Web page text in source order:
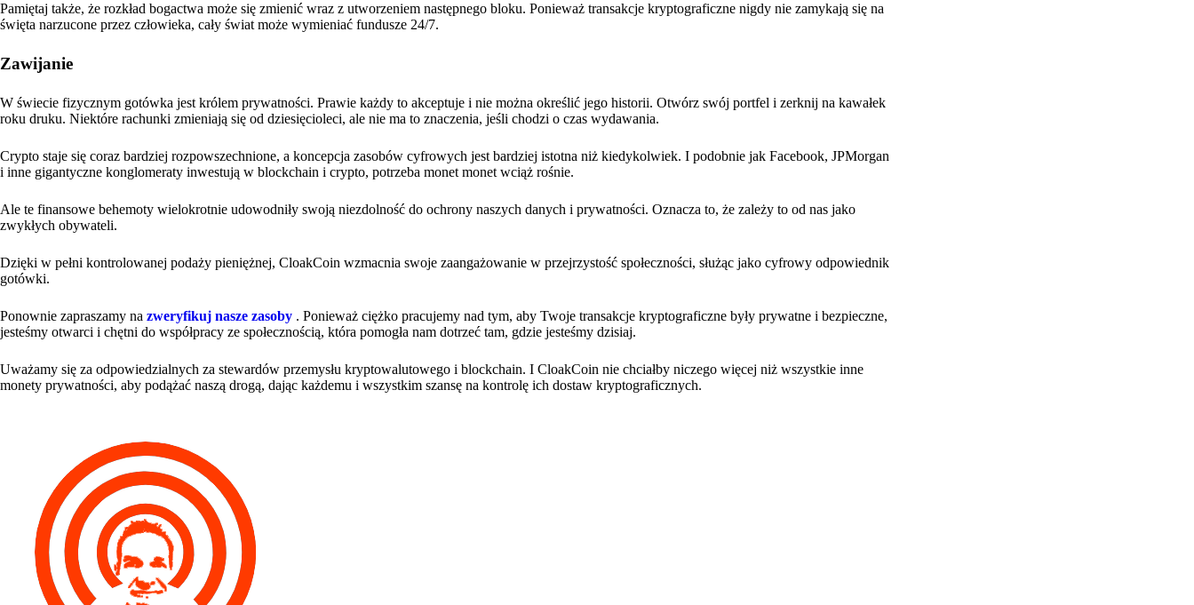
Pamiętaj także, że rozkład bogactwa może się zmienić wraz z utworzeniem następnego bloku. Ponieważ transakcje kryptograficzne nigdy nie zamykają się na
święta narzucone przez człowieka, cały świat może wymieniać fundusze 24/7.
Zawijanie
W świecie fizycznym gotówka jest królem prywatności. Prawie każdy to akceptuje i nie można określić jego historii. Otwórz swój portfel i zerknij na kawałek
roku druku. Niektóre rachunki zmieniają się od dziesięcioleci, ale nie ma to znaczenia, jeśli chodzi o czas wydawania.
Crypto staje się coraz bardziej rozpowszechnione, a koncepcja zasobów cyfrowych jest bardziej istotna niż kiedykolwiek. I podobnie jak Facebook, JPMorgan
i inne gigantyczne konglomeraty inwestują w blockchain i crypto, potrzeba monet monet wciąż rośnie.
Ale te finansowe behemoty wielokrotnie udowodniły swoją niezdolność do ochrony naszych danych i prywatności. Oznacza to, że zależy to od nas jako
zwykłych obywateli.
Dzięki w pełni kontrolowanej podaży pieniężnej, CloakCoin wzmacnia swoje zaangażowanie w przejrzystość społeczności, służąc jako cyfrowy odpowiednik
gotówki.
Ponownie zapraszamy na zweryfikuj nasze zasoby . Ponieważ ciężko pracujemy nad tym, aby Twoje transakcje kryptograficzne były prywatne i bezpieczne,
jesteśmy otwarci i chętni do współpracy ze społecznością, która pomogła nam dotrzeć tam, gdzie jesteśmy dzisiaj.
Uważamy się za odpowiedzialnych za stewardów przemysłu kryptowalutowego i blockchain. I CloakCoin nie chciałby niczego więcej niż wszystkie inne
monety prywatności, aby podążać naszą drogą, dając każdemu i wszystkim szansę na kontrolę ich dostaw kryptograficznych.